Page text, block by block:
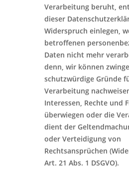
Verarbeitung beruht,
dieser
Widerspruch einlegen,
betroffenen
Daten nicht mehr
denn, wir können
schutzwürdige Gründe
Verarbeitung
Interessen, Rechte und
überwiegen oder die
dient der
oder Verteidigung von
Rechtsansprüchen
Art. 21 Abs. 1 DSGVO).